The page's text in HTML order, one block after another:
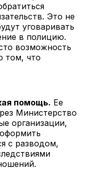
Это не
уговаривать
в полицию.
возможность
том, что
помощь. Ее
Министерство
организации,
с разводом,